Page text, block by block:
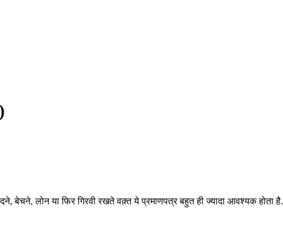
बेचने, लोन या फिर गिरवी रखते वक़्त ये प्रमाणपत्र बहुत ही ज्यादा आवश्यक होता है.